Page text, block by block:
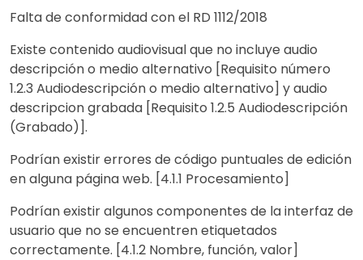
Falta de conformidad con el RD 1112/2018
Existe contenido audiovisual que no incluye audio
descripción o medio alternativo [Requisito número
1.2.3 Audiodescripción o medio alternativo] y audio
descripcion grabada [Requisito 1.2.5 Audiodescripción
(Grabado)].
Podrían existir errores de código puntuales de edición
en alguna página web. [4.1.1 Procesamiento]
Podrían existir algunos componentes de la interfaz de
usuario que no se encuentren etiquetados
correctamente. [4.1.2 Nombre, función, valor]